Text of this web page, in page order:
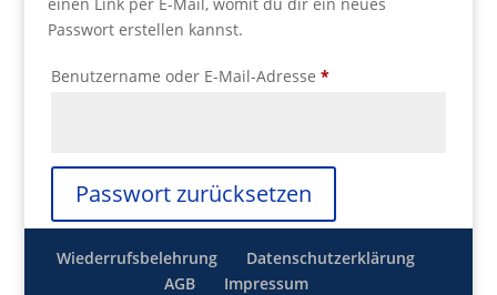
Passwort erstellen kannst.
Benutzername oder E-Mail-Adresse *Erforderlich
Passwort zurücksetzen
Wiederrufsbelehrung
Datenschutzerklärung
AGB
Impressum